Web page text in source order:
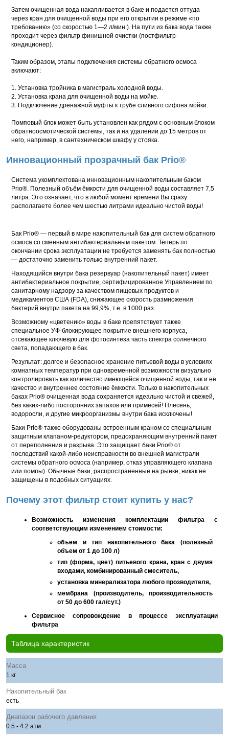
Затем очищенная вода накапливается в баке и подается оттуда
через кран для очищенной воды при его открытии в режиме «по
требованию» (со скоростью 1—2 л/мин.). На пути из бака вода также
проходит через фильтр финишной очистки (постфильтр-
кондиционер).
Таким образом, этапы подключения системы обратного осмоса
включают:
1. Установка тройника в магистраль холодной воды.
2. Установка крана для очищенной воды на мойке.
3. Подключение дренажной муфты к трубе сливного сифона мойки.
Помповый блок может быть установлен как рядом с основным блоком
обратноосмотической системы, так и на удалении до 15 метров от
него, например, в сантехническом шкафу у стояка.
Инновационный прозрачный бак Prio®
Система укомплектована инновационным накопительным баком
Prio®. Полезный объём ёмкости для очищенной воды составляет 7,5
литра. Это означает, что в любой момент времени Вы сразу
располагаете более чем шестью литрами идеально чистой воды!
Бак Prio® — первый в мире накопительный бак для систем обратного
осмоса со сменным антибактериальным пакетом. Теперь по
окончании срока эксплуатации не требуется заменять бак полностью
— достаточно заменить только внутренний пакет.
Находящийся внутри бака резервуар (накопительный пакет) имеет
антибактериальное покрытие, сертифицированное Управлением по
санитарному надзору за качеством пищевых продуктов и
медикаментов США (FDA), снижающее скорость размножения
бактерий внутри пакета на 99,9%, т.е. в 1000 раз.
Возможному «цветению» воды в баке препятствует также
специальное УФ-блокирующее покрытие внешнего корпуса,
отсекающее ключевую для фотосинтеза часть спектра солнечного
света, попадающего в бак.
Результат: долгое и безопасное хранение питьевой воды в условиях
комнатных температур при одновременной возможности визуально
контролировать как количество имеющейся очищенной воды, так и её
качество и внутреннее состояние ёмкости. Только в накопительных
баках Prio® очищенная вода сохраняется идеально чистой и свежей,
без каких-либо посторонних запахов или примесей! Плесень,
водоросли, и другие микроорганизмы внутри бака исключены!
Баки Prio® также оборудованы встроенным краном со специальным
защитным клапаном-редуктором, предохраняющим внутренний пакет
от переполнения и разрыва. Это защищает баки Prio® от
последствий какой-либо неисправности во внешней магистрали
системы обратного осмоса (например, отказ управляющего клапана
или помпы). Обычные баки, распространенные на рынке, никак не
защищены в подобных ситуациях.
Почему этот фильтр стоит купить у нас?
Возможность изменения комплектации фильтра с
соответствующим изменением стоимости:
объем и тип накопительного бака (полезный
объем от 1 до 100 л)
тип (форма, цвет) питьевого крана, кран с двумя
входами, комбинированный смеситель,
установка минерализатора любого прозводителя,
мембрана (производитель, производительность
от 50 до 600 гал/сут.)
Сервисное сопровождение в процессе эксплуатации
фильтра
Таблица характеристик
Масса
1 кг
Накопительный бак
есть
Диапазон рабочего давления
0.5 - 4.2 атм